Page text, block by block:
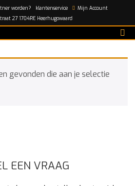
worden? klantenservice
Mijn Account
27 1704RE Heerhugowaard
gevonden die aan je selectie
EEN VRAAG